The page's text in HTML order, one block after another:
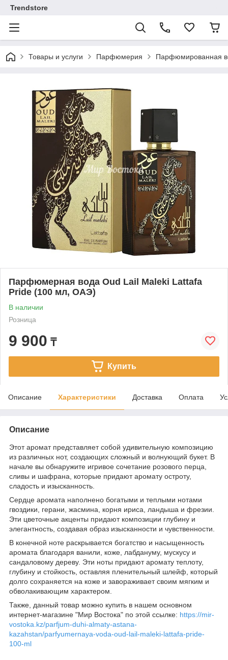
Trendstore
Товары и услуги Парфюмерия Парфюмированная
Парфюмерная вода Oud Lail Maleki Lattafa
Pride (100 мл, ОАЭ)
В наличии
Розница
9 900 ₸
Купить
Описание Характеристики Доставка Оплата
Описание
Этот аромат представляет собой удивительную композицию
из различных нот, создающих сложный и волнующий букет. В
начале вы обнаружите игривое сочетание розового перца,
сливы и шафрана, которые придают аромату остроту,
сладость и изысканность.
Сердце аромата наполнено богатыми и теплыми нотами
гвоздики, герани, жасмина, корня ириса, ландыша и фрезии.
Эти цветочные акценты придают композиции глубину и
элегантность, создавая образ изысканности и чувственности.
В конечной ноте раскрывается богатство и насыщенность
аромата благодаря ванили, коже, лабдануму, мускусу и
сандаловому дереву. Эти ноты придают аромату теплоту,
глубину и стойкость, оставляя пленительный шлейф, который
долго сохраняется на коже и завораживает своим мягким и
обволакивающим характером.
Также, данный товар можно купить в нашем основном
интернет-магазине "Мир Востока" по этой ссылке: https://mir-
vostoka.kz/parfjum-duhi-almaty-astana-
kazahstan/parfyumernaya-voda-oud-lail-maleki-lattafa-pride-
100-ml